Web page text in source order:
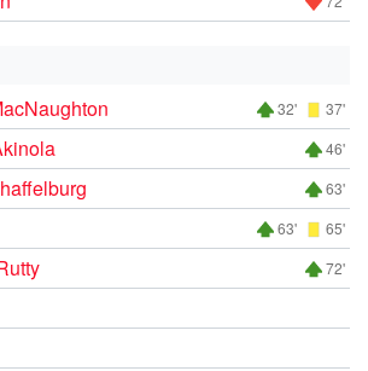
32' 37'
46'
63'
63' 65'
72'